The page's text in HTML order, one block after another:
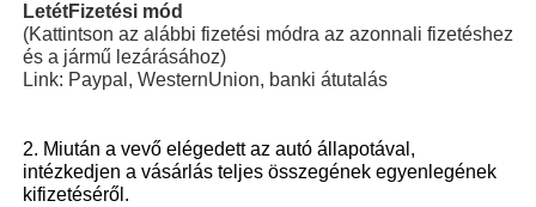
LetétFizetési mód
(Kattintson az alábbi fizetési módra az azonnali fizetéshez
és a jármű lezárásához)
Link: Paypal, WesternUnion, banki átutalás
2. Miután a vevő elégedett az autó állapotával,
intézkedjen a vásárlás teljes összegének egyenlegének
kifizetéséről.